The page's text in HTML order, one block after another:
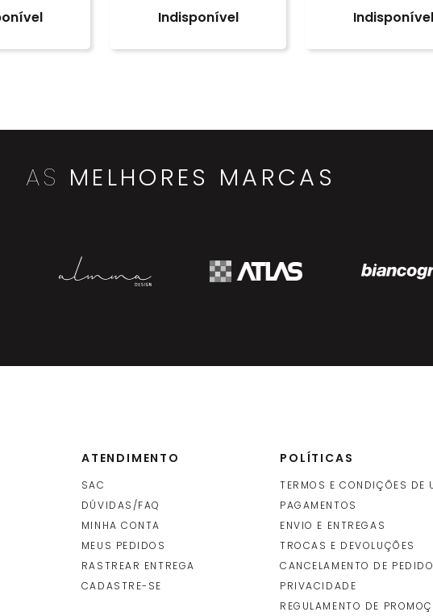
Indisponível Indisponível
AS MELHORES MARCAS
ATENDIMENTO
SAC
DÚVIDAS/FAQ
MINHA CONTA
MEUS PEDIDOS
RASTREAR ENTREGA
CADASTRE-SE
POLÍTICAS
TERMOS E CONDIÇÕES DE
PAGAMENTOS
ENVIO E ENTREGAS
TROCAS E DEVOLUÇÕES
CANCELAMENTO DE
PRIVACIDADE
REGULAMENTO DE